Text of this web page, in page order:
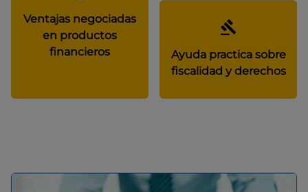
Ventajas negociadas
en productos
financieros
Ayuda practica sobre
fiscalidad y derechos